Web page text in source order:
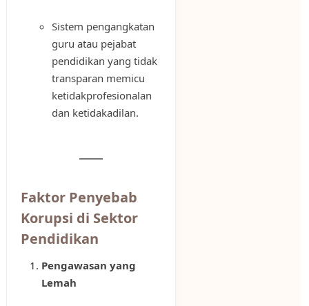
Sistem pengangkatan
guru atau pejabat
pendidikan yang tidak
transparan memicu
ketidakprofesionalan
dan ketidakadilan.
Faktor Penyebab
Korupsi di Sektor
Pendidikan
Pengawasan yang
Lemah